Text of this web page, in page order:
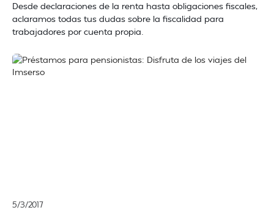
Desde declaraciones de la renta hasta obligaciones fiscales,
aclaramos todas tus dudas sobre la fiscalidad para
trabajadores por cuenta propia.
5/3/2017